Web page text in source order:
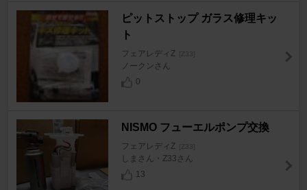
ピットストップ ガラス修理キッ
ト
フェアレディZ [Z33]
ノークンさん
0
NISMO フューエルポンプ交換
フェアレディZ [Z33]
しまさん・Z33さん
13